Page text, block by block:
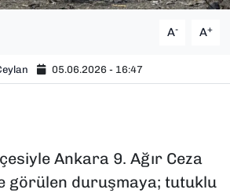
A- A+
05.06.2026 - 16:47
Ankara 9. Ağır Ceza
görülen duruşmaya; tutuklu